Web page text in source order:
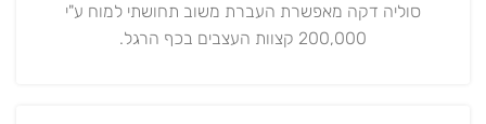
סוליה דקה מאפשרת העברת משוב תחושתי למוח ע"י
200,000 קצוות העצבים בכף הרגל.